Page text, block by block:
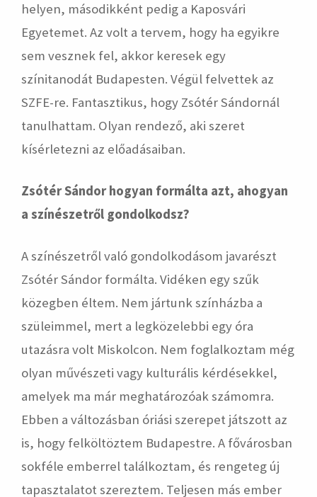
helyen, másodikként pedig a Kaposvári
Egyetemet. Az volt a tervem, hogy ha egyikre
sem vesznek fel, akkor keresek egy
színitanodát Budapesten. Végül felvettek az
SZFE-re. Fantasztikus, hogy Zsótér Sándornál
tanulhattam. Olyan rendező, aki szeret
kísérletezni az előadásaiban.
Zsótér Sándor hogyan formálta azt, ahogyan
a színészetről gondolkodsz?
A színészetről való gondolkodásom javarészt
Zsótér Sándor formálta. Vidéken egy szűk
közegben éltem. Nem jártunk színházba a
szüleimmel, mert a legközelebbi egy óra
utazásra volt Miskolcon. Nem foglalkoztam még
olyan művészeti vagy kulturális kérdésekkel,
amelyek ma már meghatározóak számomra.
Ebben a változásban óriási szerepet játszott az
is, hogy felköltöztem Budapestre. A fővárosban
sokféle emberrel találkoztam, és rengeteg új
tapasztalatot szereztem. Teljesen más ember